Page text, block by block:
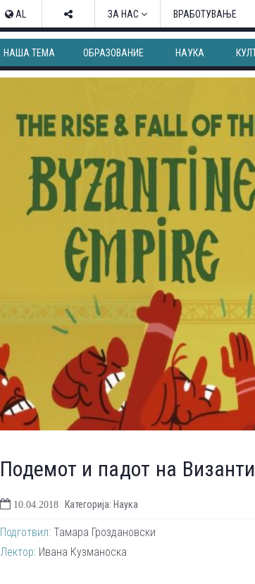
AL ЗА НАС ВРАБОТУВАЊЕ
НАША ТЕМА ОБРАЗОВАНИЕ НАУКА
Подемот и падот на
10.04.2018 Категорија: Наука
Подготвил: Тамара Гроздановски
Лектор: Ивана Кузманоска